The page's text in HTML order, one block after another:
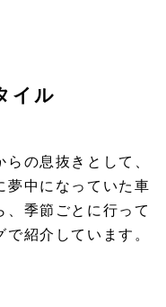
イル
の息抜きとして、
夢中になっていた車
、季節ごとに行って
紹介しています。